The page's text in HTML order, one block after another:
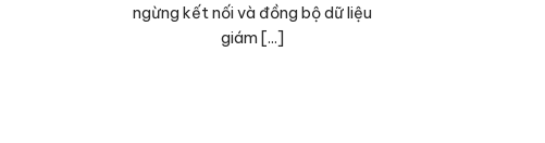
ngừng kết nối và đồng bộ dữ liệu
giám [...]